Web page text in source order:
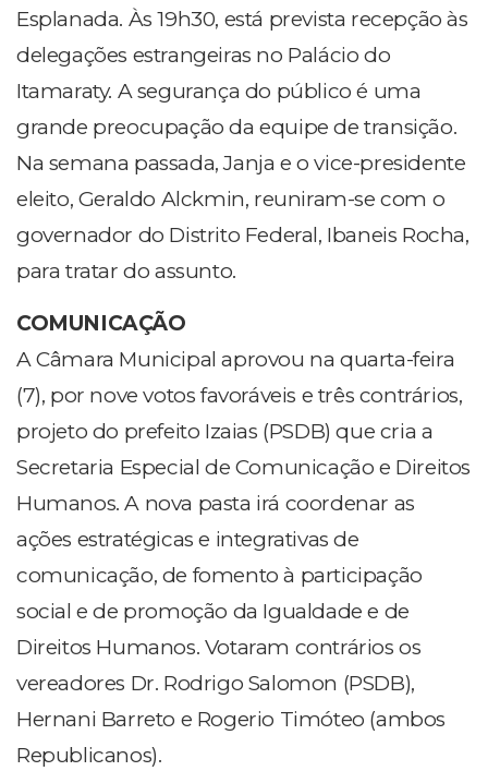
Esplanada. Às 19h30, está prevista recepção às
delegações estrangeiras no Palácio do
Itamaraty. A segurança do público é uma
grande preocupação da equipe de transição.
Na semana passada, Janja e o vice-presidente
eleito, Geraldo Alckmin, reuniram-se com o
governador do Distrito Federal, Ibaneis Rocha,
para tratar do assunto.
COMUNICAÇÃO
A Câmara Municipal aprovou na quarta-feira
(7), por nove votos favoráveis e três contrários,
projeto do prefeito Izaias (PSDB) que cria a
Secretaria Especial de Comunicação e Direitos
Humanos. A nova pasta irá coordenar as
ações estratégicas e integrativas de
comunicação, de fomento à participação
social e de promoção da Igualdade e de
Direitos Humanos. Votaram contrários os
vereadores Dr. Rodrigo Salomon (PSDB),
Hernani Barreto e Rogerio Timóteo (ambos
Republicanos).